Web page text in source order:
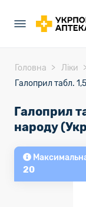
Головна Ліки
Галоприл табл.
Галоприл
народу
20